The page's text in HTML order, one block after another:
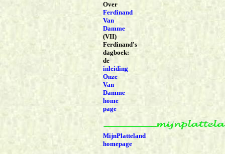
Over
Ferdinand
Van
Damme
(VII)
Ferdinand's
dagboek:
de
inleiding
Onze
Van
Damme
home
page
MijnPlatteland
homepage